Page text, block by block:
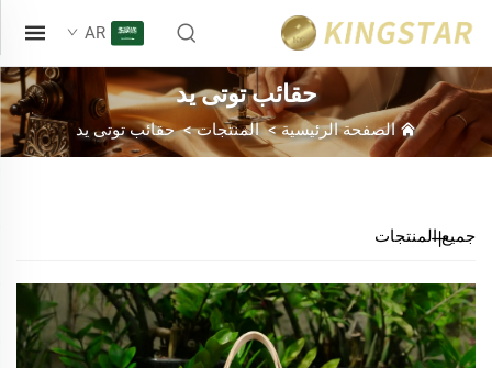
AR
حقائب توتى يد
الصفحة الرئيسية>المنتجات>حقائب توتى يد
جميع المنتجات